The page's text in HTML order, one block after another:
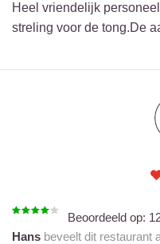
Heel vriendelijk
streling voor de tong.De
Beoordeeld op:
Hans beveelt dit restaurant